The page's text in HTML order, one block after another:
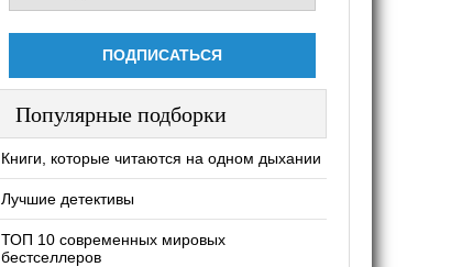
Популярные подборки
Книги, которые читаются на одном дыхании
Лучшие детективы
ТОП 10 современных мировых
бестселлеров